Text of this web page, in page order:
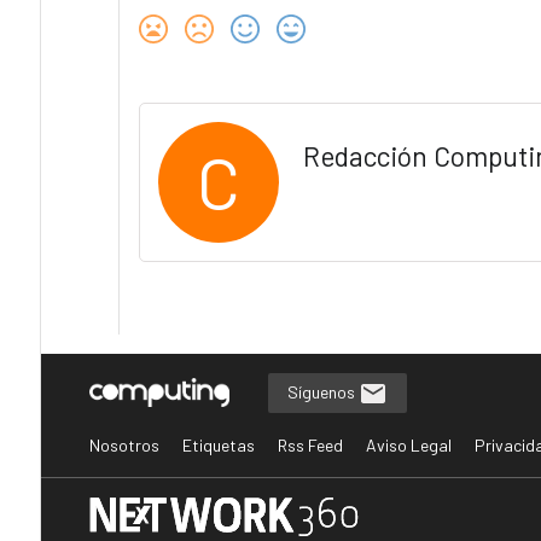
C Redacción
Síguenos
Nosotros Etiquetas Rss Feed Aviso Legal